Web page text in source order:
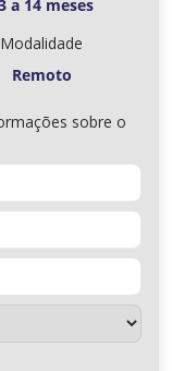
a 14 meses
Modalidade
Remoto
sobre o